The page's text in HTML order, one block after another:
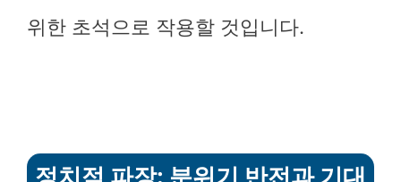
위한 초석으로 작용할 것입니다.
정치적 파장: 분위기 반전과 기대